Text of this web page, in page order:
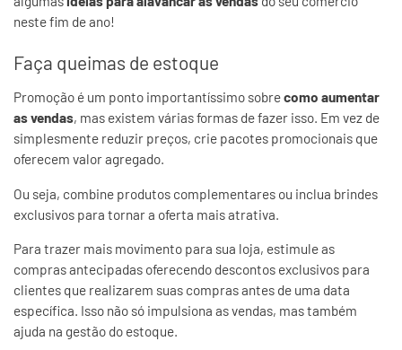
neste fim de ano!
Faça queimas de estoque
Promoção é um ponto importantíssimo sobrecomo aumentar
as vendas, mas existem várias formas de fazer isso. Em vez de
simplesmente reduzir preços, crie pacotes promocionais que
oferecem valor agregado.
Ou seja, combine produtos complementares ou inclua brindes
exclusivos para tornar a oferta mais atrativa.
Para trazer mais movimento para sua loja, estimule as
compras antecipadas oferecendo descontos exclusivos para
clientes que realizarem suas compras antes de uma data
específica. Isso não só impulsiona as vendas, mas também
ajuda na gestão do estoque.